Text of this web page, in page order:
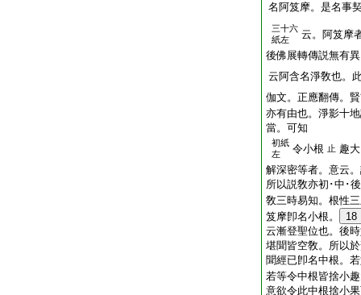
名阿笈摩。是名事
三十六
紙左
云。阿笈摩
後佛展轉傳説無有
云阿含名淨敎也。
伽文。正應翻傳。
亦有由也。淨影十
當。可知
初紙
左
令小根 止 趣大
解深密等者。意云
所以説敎亦初･中･
敎三時易知。根性
笈摩卽名小根。
18
云漸登聖位也。後
堪聞皆空敎。所以
聞經已卽名中根。
若等令中根皆捨小
意欲令此中根捨小